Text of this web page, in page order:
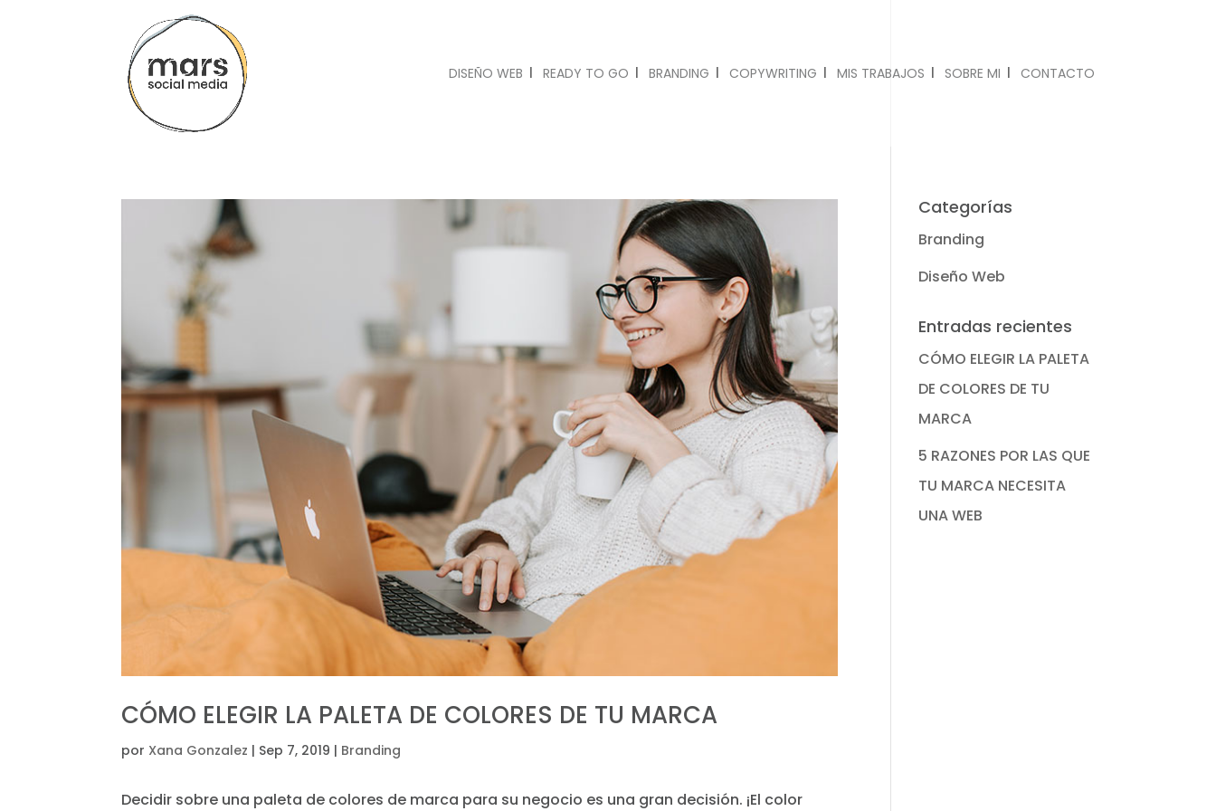
DISEÑO WEB READY TO GO BRANDING COPYWRITING MIS TRABAJOS SOBRE MI CONTACTO
CÓMO ELEGIR LA PALETA DE COLORES DE TU MARCA
por Xana Gonzalez | Sep 7, 2019 | Branding
Decidir sobre una paleta de colores de marca para su negocio es una gran decisión. ¡El color
Categorías
Branding
Diseño Web
Entradas recientes
CÓMO ELEGIR LA PALETA
DE COLORES DE TU
MARCA
5 RAZONES POR LAS QUE
TU MARCA NECESITA
UNA WEB